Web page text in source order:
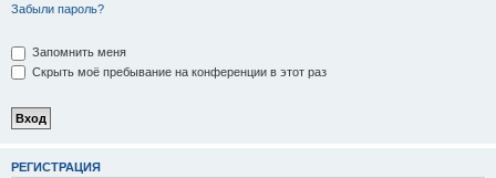
Забыли пароль?
Запомнить меня
Скрыть моё пребывание на конференции в этот раз
РЕГИСТРАЦИЯ